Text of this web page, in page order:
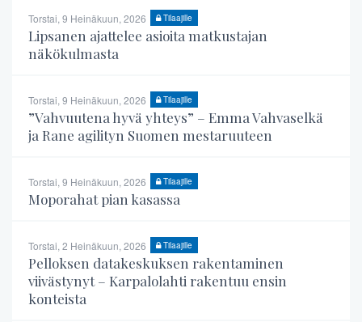
Torstai, 9 Heinäkuun, 2026 Tilaajille
Lipsanen ajattelee asioita matkustajan
näkökulmasta
Torstai, 9 Heinäkuun, 2026 Tilaajille
”Vahvuutena hyvä yhteys” – Emma Vahvaselkä
ja Rane agilityn Suomen mestaruuteen
Torstai, 9 Heinäkuun, 2026 Tilaajille
Moporahat pian kasassa
Torstai, 2 Heinäkuun, 2026 Tilaajille
Pelloksen datakeskuksen rakentaminen
viivästynyt – Karpalolahti rakentuu ensin
konteista